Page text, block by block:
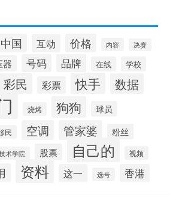
中国 互动 价格 内容 决赛
器 号码 品牌 在线 学校
彩民 彩票 快手 数据
烧烤 狗狗 球员
民 空调 管家婆 粉丝
术学院 股票 自己的 视频
资料 这一 选号 香港